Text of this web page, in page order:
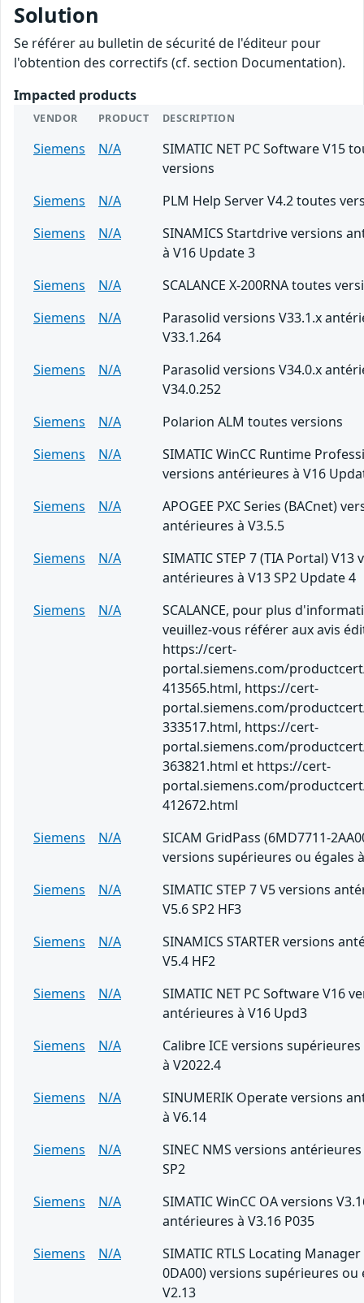
Solution
Se référer au bulletin de sécurité de l'éditeur pour
l'obtention des correctifs (cf. section Documentation).
Impacted products
VENDOR PRODUCT DESCRIPTION
Siemens N/A
SIMATIC NET PC Software V15
versions
Siemens
N/A
PLM Help Server V4.2 toutes
Siemens
N/A
SINAMICS Startdrive versions
à V16 Update 3
Siemens
N/A
SCALANCE X-200RNA toutes
Siemens
N/A
Parasolid versions V33.1.x
V33.1.264
Siemens
N/A
Parasolid versions V34.0.x
V34.0.252
Siemens
N/A
Polarion ALM toutes versions
Siemens
N/A
SIMATIC WinCC Runtime
versions antérieures à V16
Siemens
N/A
APOGEE PXC Series (BACnet)
antérieures à V3.5.5
Siemens
N/A
SIMATIC STEP 7 (TIA Portal) V13
antérieures à V13 SP2 Update 4
Siemens
N/A
SCALANCE, pour plus
veuillez-vous référer aux avis
https://cert-
portal.siemens.com/
413565.html, https://cert-
portal.siemens.com/
333517.html, https://cert-
portal.siemens.com/
363821.html et https://cert-
portal.siemens.com/
412672.html
Siemens
N/A
SICAM GridPass (6MD7711-
versions supérieures ou égales
Siemens
N/A
SIMATIC STEP 7 V5 versions
V5.6 SP2 HF3
Siemens
N/A
SINAMICS STARTER versions
V5.4 HF2
Siemens
N/A
SIMATIC NET PC Software V16
antérieures à V16 Upd3
Siemens
N/A
Calibre ICE versions
à V2022.4
Siemens
N/A
SINUMERIK Operate versions
à V6.14
Siemens
N/A
SINEC NMS versions antérieures
SP2
Siemens
N/A
SIMATIC WinCC OA versions
antérieures à V3.16 P035
Siemens
N/A
SIMATIC RTLS Locating Manager
0DA00) versions supérieures ou
V2.13